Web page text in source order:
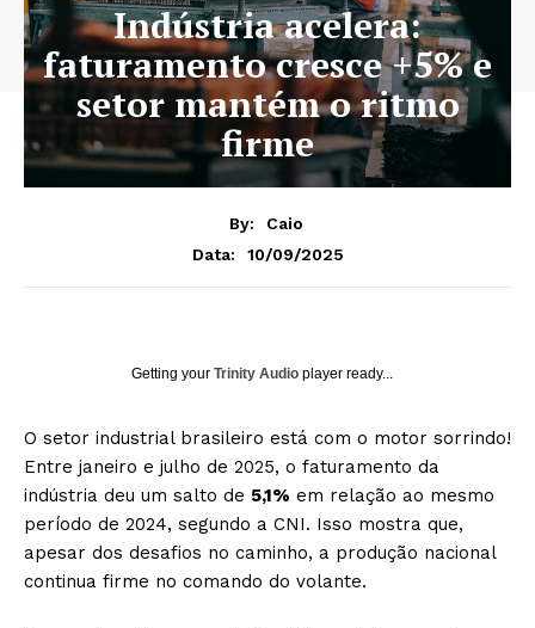
Indústria acelera:
faturamento cresce +5% e
setor mantém o ritmo
firme
By:
Caio
Data:
10/09/2025
Getting your Trinity Audio player ready...
O setor industrial brasileiro está com o motor sorrindo!
Entre janeiro e julho de 2025, o faturamento da
indústria deu um salto de 5,1% em relação ao mesmo
período de 2024, segundo a CNI. Isso mostra que,
apesar dos desafios no caminho, a produção nacional
continua firme no comando do volante.